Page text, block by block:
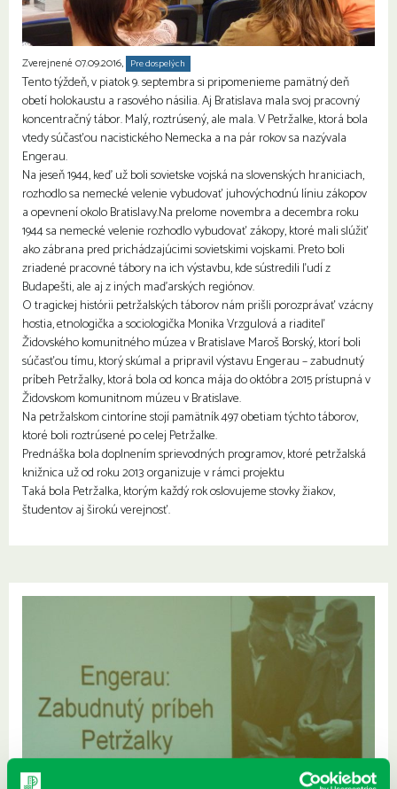
Zverejnené 07.09.2016, Pre dospelých
Tento týždeň, v piatok 9. septembra si pripomenieme pamätný deň
obetí holokaustu a rasového násilia. Aj Bratislava mala svoj pracovný
koncentračný tábor. Malý, roztrúsený, ale mala. V Petržalke, ktorá bola
vtedy súčasťou nacistického Nemecka a na pár rokov sa nazývala
Engerau.
Na jeseň 1944, keď už boli sovietske vojská na slovenských hraniciach,
rozhodlo sa nemecké velenie vybudovať juhovýchodnú líniu zákopov
a opevnení okolo Bratislavy.Na prelome novembra a decembra roku
1944 sa nemecké velenie rozhodlo vybudovať zákopy, ktoré mali slúžiť
ako zábrana pred prichádzajúcimi sovietskimi vojskami. Preto boli
zriadené pracovné tábory na ich výstavbu, kde sústredili ľudí z
Budapešti, ale aj z iných maďarských regiónov.
O tragickej histórii petržalských táborov nám prišli porozprávať vzácny
hostia, etnologička a sociologička Monika Vrzgulová a riaditeľ
Židovského komunitného múzea v Bratislave Maroš Borský, ktorí boli
súčasťou tímu, ktorý skúmal a pripravil výstavu Engerau – zabudnutý
príbeh Petržalky, ktorá bola od konca mája do októbra 2015 prístupná v
Židovskom komunitnom múzeu v Bratislave.
Na petržalskom cintoríne stojí pamätník 497 obetiam týchto táborov,
ktoré boli roztrúsené po celej Petržalke.
Prednáška bola doplnením sprievodných programov, ktoré petržalská
knižnica už od roku 2013 organizuje v rámci projektu
Taká bola Petržalka, ktorým každý rok oslovujeme stovky žiakov,
študentov aj širokú verejnosť.